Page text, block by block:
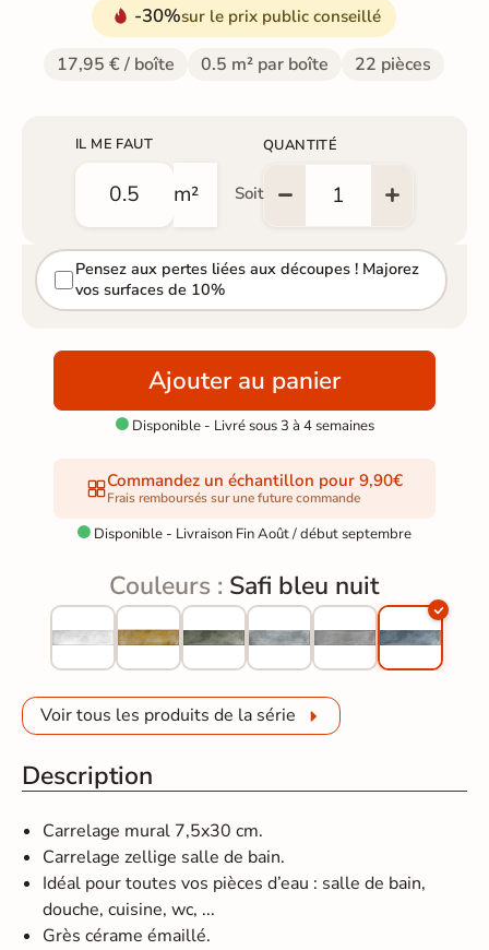
-30%sur le prix public conseillé
17,95 € / boîte 0.5 m² par boîte 22 pièces
IL ME FAUT
m² Soit
QUANTITÉ
Pensez aux pertes liées aux découpes ! Majorez
vos surfaces de 10%
Ajouter au panier
Disponible - Livré sous 3 à 4 semaines
Commandez un échantillon pour 9,90€
Frais remboursés sur une future commande
 Disponible - Livraison Fin Août / début septembre
Couleurs : Safi bleu nuit
Voir tous les produits de la série
Description
Carrelage mural 7,5x30 cm.
Carrelage zellige salle de bain.
Idéal pour toutes vos pièces d’eau : salle de bain,
douche, cuisine, wc, ...
Grès cérame émaillé.